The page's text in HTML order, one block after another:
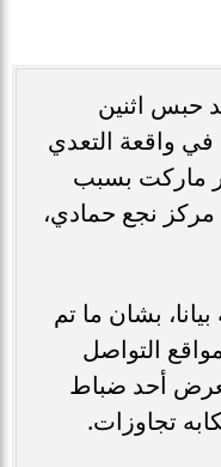
حبس اثنين
في واقعة التعدي
ماركت بسبب
نجع حمادي،
بشان ما تم
التواصل
أحد ضباط
تجاوزات.